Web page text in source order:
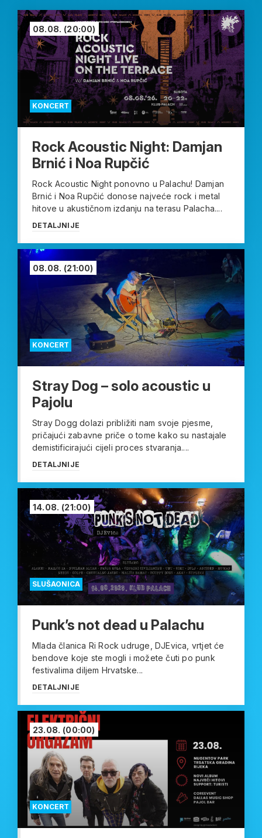
KONCERT
08.08. (20:00)
Rock Acoustic Night: Damjan
Brnić i Noa Rupčić
Rock Acoustic Night ponovno u Palachu! Damjan
Brnić i Noa Rupčić donose najveće rock i metal
hitove u akustičnom izdanju na terasu Palacha....
DETALJNIJE
KONCERT
08.08. (21:00)
Stray Dog – solo acoustic u
Pajolu
Stray Dogg dolazi približiti nam svoje pjesme,
pričajući zabavne priče o tome kako su nastajale
demistificirajući cijeli proces stvaranja....
DETALJNIJE
SLUŠAONICA
14.08. (21:00)
Punk’s not dead u Palachu
Mlada članica Ri Rock udruge, DJEvica, vrtjet će
bendove koje ste mogli i možete čuti po punk
festivalima diljem Hrvatske...
DETALJNIJE
KONCERT
23.08. (00:00)